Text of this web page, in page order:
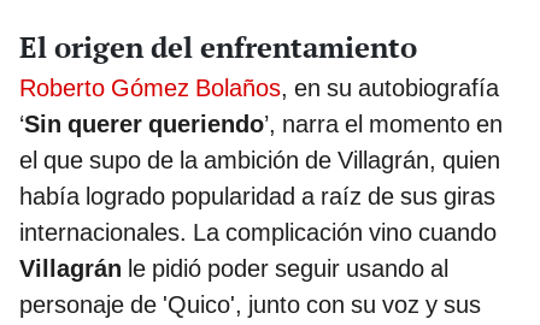
El origen del enfrentamiento
Roberto Gómez Bolaños, en su autobiografía
‘Sin querer queriendo’, narra el momento en
el que supo de la ambición de Villagrán, quien
había logrado popularidad a raíz de sus giras
internacionales. La complicación vino cuando
Villagrán le pidió poder seguir usando al
personaje de 'Quico', junto con su voz y sus